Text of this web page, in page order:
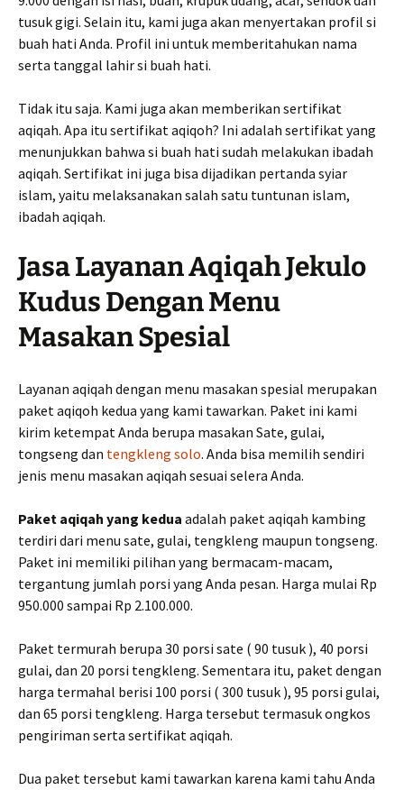
tusuk gigi. Selain itu, kami juga akan menyertakan profil si
buah hati Anda. Profil ini untuk memberitahukan nama
serta tanggal lahir si buah hati.
Tidak itu saja. Kami juga akan memberikan sertifikat
aqiqah. Apa itu sertifikat aqiqoh? Ini adalah sertifikat yang
menunjukkan bahwa si buah hati sudah melakukan ibadah
aqiqah. Sertifikat ini juga bisa dijadikan pertanda syiar
islam, yaitu melaksanakan salah satu tuntunan islam,
ibadah aqiqah.
Jasa Layanan Aqiqah Jekulo
Kudus Dengan Menu
Masakan Spesial
Layanan aqiqah dengan menu masakan spesial merupakan
paket aqiqoh kedua yang kami tawarkan. Paket ini kami
kirim ketempat Anda berupa masakan Sate, gulai,
tongseng dan tengkleng solo. Anda bisa memilih sendiri
jenis menu masakan aqiqah sesuai selera Anda.
Paket aqiqah yang kedua adalah paket aqiqah kambing
terdiri dari menu sate, gulai, tengkleng maupun tongseng.
Paket ini memiliki pilihan yang bermacam-macam,
tergantung jumlah porsi yang Anda pesan. Harga mulai Rp
950.000 sampai Rp 2.100.000.
Paket termurah berupa 30 porsi sate ( 90 tusuk ), 40 porsi
gulai, dan 20 porsi tengkleng. Sementara itu, paket dengan
harga termahal berisi 100 porsi ( 300 tusuk ), 95 porsi gulai,
dan 65 porsi tengkleng. Harga tersebut termasuk ongkos
pengiriman serta sertifikat aqiqah.
Dua paket tersebut kami tawarkan karena kami tahu Anda